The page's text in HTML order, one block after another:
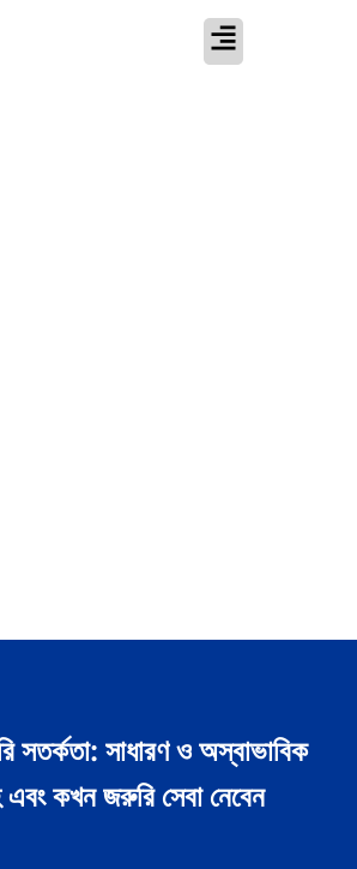
সতর্কতা: সাধারণ ও অস্বাভাবিক
কখন জরুরি সেবা নেবেন